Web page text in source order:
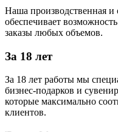
Наша производственная и
обеспечивает
заказы любых объемов.
За 18 лет
За 18 лет работы мы
бизнес-подарков и
которые максимально
клиентов.